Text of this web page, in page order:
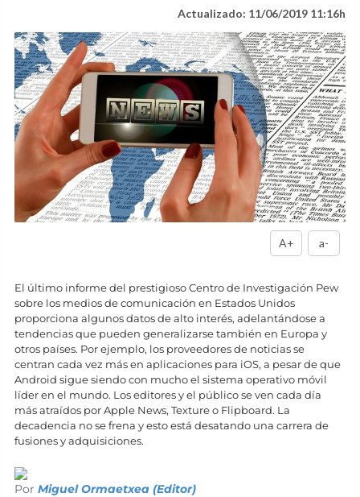
Actualizado: 11/06/2019 11:16h
A+ a-
El último informe del prestigioso Centro de Investigación Pew
sobre los medios de comunicación en Estados Unidos
proporciona algunos datos de alto interés, adelantándose a
tendencias que pueden generalizarse también en Europa y
otros países. Por ejemplo, los proveedores de noticias se
centran cada vez más en aplicaciones para iOS, a pesar de que
Android sigue siendo con mucho el sistema operativo móvil
líder en el mundo. Los editores y el público se ven cada día
más atraídos por Apple News, Texture o Flipboard. La
decadencia no se frena y esto está desatando una carrera de
fusiones y adquisiciones.
Por Miguel Ormaetxea (Editor)